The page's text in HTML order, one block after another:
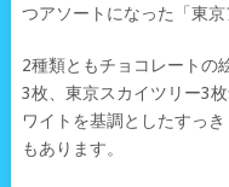
つアソートになった「東京
2種類ともチョコレートの
3枚、東京スカイツリー3
ワイトを基調としたすっ
もあります。